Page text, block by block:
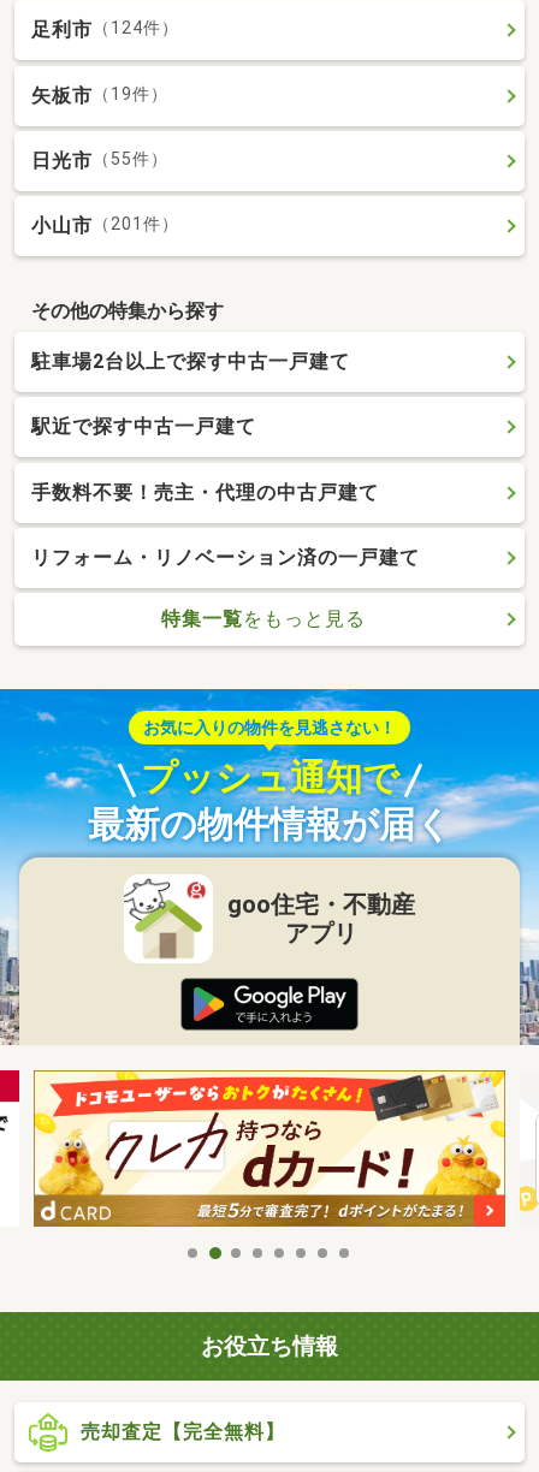
足利市 （124件）
矢板市 （19件）
日光市 （55件）
小山市 （201件）
その他の特集から探す
駐車場2台以上で探す中古一戸建て
駅近で探す中古一戸建て
手数料不要！売主・代理の中古戸建て
リフォーム・リノベーション済の一戸建て
特集一覧をもっと見る
お気に入りの物件を見逃さない！
プッシュ通知で
最新の物件情報が届く
goo住宅・不動産
アプリ
お役立ち情報
売却査定【完全無料】